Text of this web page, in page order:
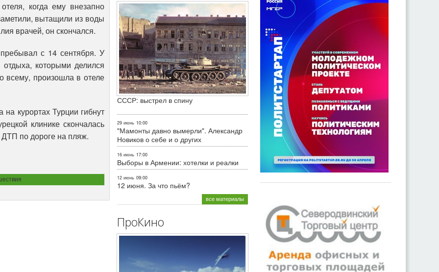
когда ему внезапно
вытащили из воды
врачей, он скончался.
с 14 сентября. У
которыми делился
всему, произошла в отеле
на курортах Турции гибнут
клинике скончалась
по дороге на пляж.
СССР: выстрел в спину
29 июнь 10:00
"Мамонты давно вымерли". Александр
Новиков о себе и о других
16 июнь 17:00
Выборы в Армении: хотелки и реалки
12 июнь 09:00
12 июня. За что пьём?
все материалы
ПроКино